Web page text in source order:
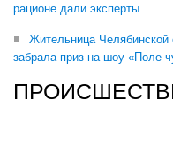
рационе дали эксперты
Жительница Челябинской
забрала приз на шоу «Поле